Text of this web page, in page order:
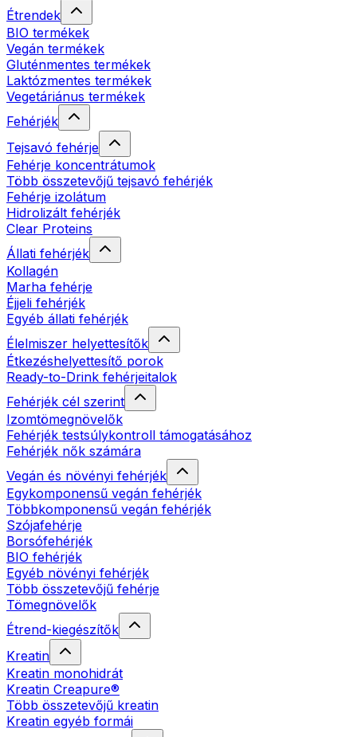
Étrendek
BIO termékek
Vegán termékek
Gluténmentes termékek
Laktózmentes termékek
Vegetáriánus termékek
Fehérjék
Tejsavó fehérje
Fehérje koncentrátumok
Több összetevőjű tejsavó fehérjék
Fehérje izolátum
Hidrolizált fehérjék
Clear Proteins
Állati fehérjék
Kollagén
Marha fehérje
Éjjeli fehérjék
Egyéb állati fehérjék
Élelmiszer helyettesítők
Étkezéshelyettesítő porok
Ready-to-Drink fehérjeitalok
Fehérjék cél szerint
Izomtömegnövelők
Fehérjék testsúlykontroll támogatásához
Fehérjék nők számára
Vegán és növényi fehérjék
Egykomponensű vegán fehérjék
Többkomponensű vegán fehérjék
Szójafehérje
Borsófehérjék
BIO fehérjék
Egyéb növényi fehérjék
Több összetevőjű fehérje
Tömegnövelők
Étrend-kiegészítők
Kreatin
Kreatin monohidrát
Kreatin Creapure®
Több összetevőjű kreatin
Kreatin egyéb formái